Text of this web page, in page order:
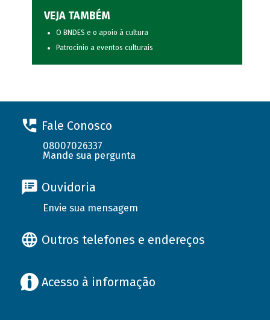
VEJA TAMBÉM
O BNDES e o apoio à cultura
Patrocínio a eventos culturais
Fale Conosco
08007026337
Mande sua pergunta
Ouvidoria
Envie sua mensagem
Outros telefones e endereços
Acesso à informação